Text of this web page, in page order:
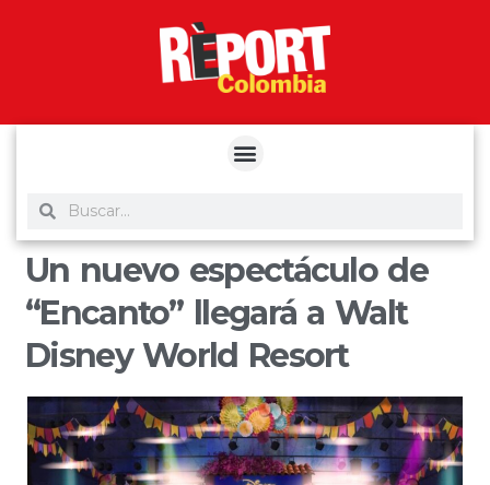
Un nuevo espectáculo de
“Encanto” llegará a Walt
Disney World Resort